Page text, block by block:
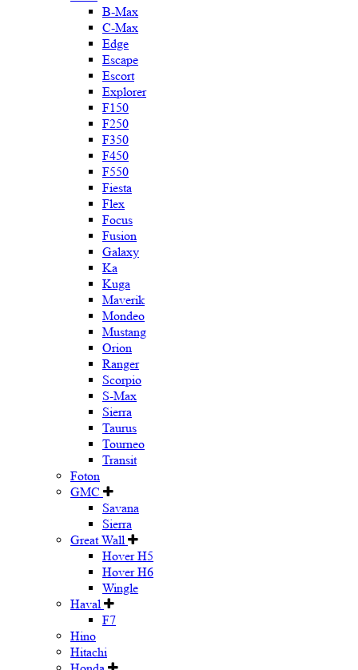
B-Max
C-Max
Edge
Escape
Escort
Explorer
F150
F250
F350
F450
F550
Fiesta
Flex
Focus
Fusion
Galaxy
Ka
Kuga
Maverik
Mondeo
Mustang
Orion
Ranger
Scorpio
S-Max
Sierra
Taurus
Tourneo
Transit
Foton
GMC
Savana
Sierra
Great Wall
Hover H5
Hover H6
Wingle
Haval
F7
Hino
Hitachi